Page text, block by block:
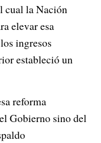
cual la Nación
elevar esa
ingresos
estableció un
reforma
Gobierno sino del